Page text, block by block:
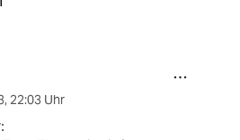
, 22:03 Uhr